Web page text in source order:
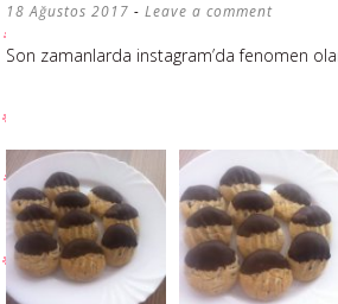
18 Ağustos 2017 Leave a comment
Son zamanlarda instagram’da fenomen